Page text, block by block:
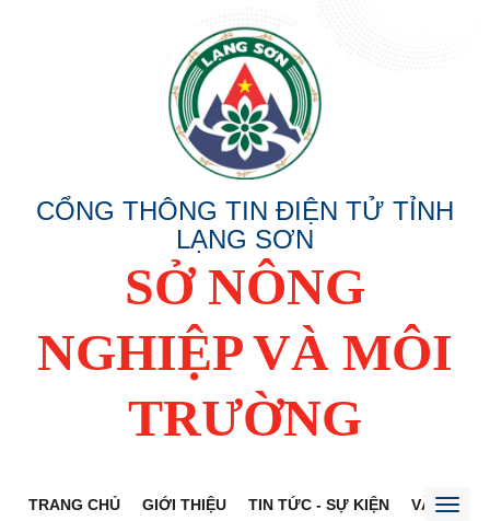
CỔNG THÔNG TIN ĐIỆN TỬ TỈNH
LẠNG SƠN
SỞ NÔNG
NGHIỆP VÀ MÔI
TRƯỜNG
TRANG CHỦ GIỚI THIỆU TIN TỨC - SỰ KIỆN VĂN BẢN